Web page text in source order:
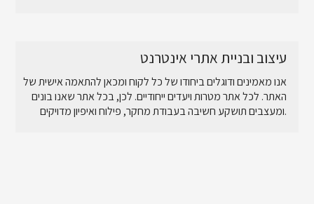
עיצוב ובניית אתרי אינטרנט
אנו מאמינים ודוגלים ביחודו של כל לקוח ומכאן להתאמה אישית של
האתר. לכל אתר מטרות ויעדים ייחודיים. לכן, בכל אתר שאנו בונים
ומעצבים תושקע חשיבה בעבודת מחקר, פילוח ואיפיון מדויקים.